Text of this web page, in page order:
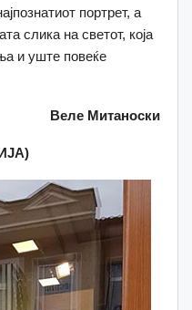
портрет, а
слика на светот, која
и уште повеќе
Веле Митаноски